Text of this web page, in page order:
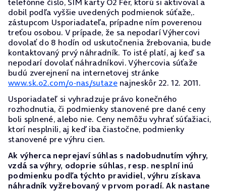
dobil podľa vyššie uvedených podmienok súťaže,.
zástupcom Usporiadateľa, prípadne ním poverenou
treťou osobou. V prípade, že sa nepodarí Výhercovi
dovolať do 8 hodín od uskutočnenia žrebovania, bude
kontaktovaný prvý náhradník. To isté platí, aj keď sa
nepodarí dovolať náhradníkovi. Výhercovia súťaže
budú zverejnení na internetovej stránke
www.sk.o2.com/o-nas/sutazenajneskôr 22. 12. 2011.
Usporiadateľ si vyhradzuje právo konečného
rozhodnutia, či podmienky stanovené pre dané ceny
boli splnené, alebo nie. Ceny nemôžu vyhrať súťažiaci,
ktorí nesplnili, aj keď iba čiastočne, podmienky
stanovené pre výhru cien.
Ak výherca neprejaví súhlas s nadobudnutím výhry,
vzdá sa výhry, odoprie súhlas, resp. nesplní inú
podmienku podľa týchto pravidiel, výhru získava
náhradník vyžrebovaný v prvom poradí. Ak nastane